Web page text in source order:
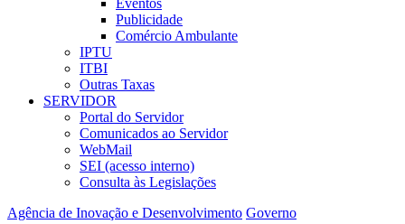
Eventos
Publicidade
Comércio Ambulante
IPTU
ITBI
Outras Taxas
SERVIDOR
Portal do Servidor
Comunicados ao Servidor
WebMail
SEI (acesso interno)
Consulta às Legislações
Agência de Inovação e Desenvolvimento Governo